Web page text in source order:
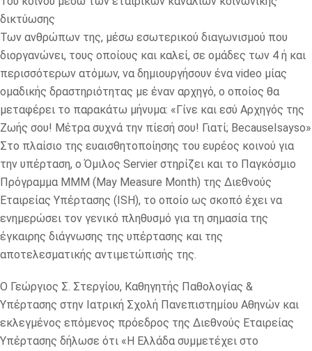
δικτύωσης
Των ανθρώπων της, μέσω εσωτερικού διαγωνισμού που
διοργανώνει, τους οποίους και καλεί, σε ομάδες των 4 ή και
περισσότερων ατόμων, να δημιουργήσουν ένα video μίας
ομαδικής δραστηριότητας με έναν αρχηγό, ο οποίος θα
μεταφέρει το παρακάτω μήνυμα: «Γίνε και εσύ Αρχηγός της
Ζωής σου! Μέτρα συχνά την πίεσή σου! Γιατί; BecauseIsayso»
Στο πλαίσιο της ευαισθητοποίησης του ευρέoς κοινού για
την υπέρταση, ο Όμιλος Servier στηρίζει και το Παγκόσμιο
Πρόγραμμα ΜΜΜ (May Measure Month) της Διεθνούς
Εταιρείας Υπέρτασης (ISH), το οποίο ως σκοπό έχει να
ενημερώσει τον γενικό πληθυσμό για τη σημασία της
έγκαιρης διάγνωσης της υπέρτασης και της
αποτελεσματικής αντιμετώπισής της.
Ο Γεώργιος Σ. Στεργίου, Καθηγητής Παθολογίας &
Υπέρτασης στην Ιατρική Σχολή Πανεπιστημίου Αθηνών και
εκλεγμένος επόμενος πρόεδρος της Διεθνούς Εταιρείας
Υπέρτασης δήλωσε ότι «Η Ελλάδα συμμετέχει στο